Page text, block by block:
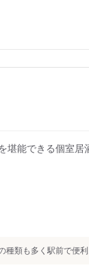
堪能できる個室
類も多く駅前で便